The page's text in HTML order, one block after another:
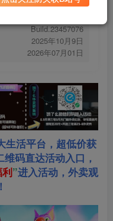
11.3GB
Build.23457076
2025年10月9日
2026年07月01日
生活平台，超低价获
码直达活动入口，
利”进入活动，外卖观